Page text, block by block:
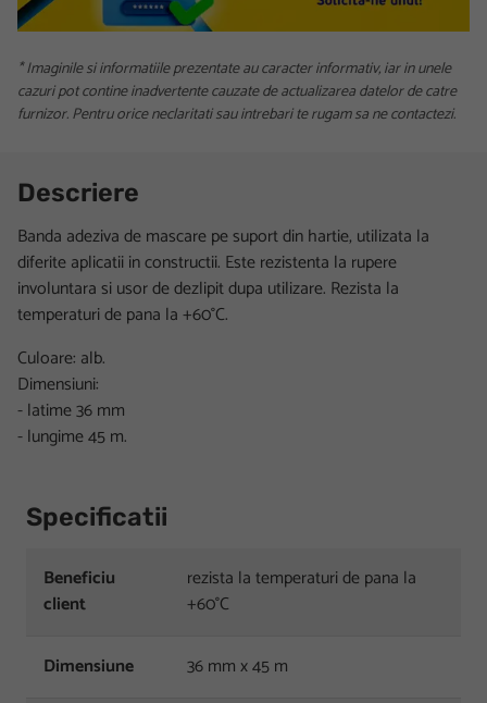
* Imaginile si informatiile prezentate au caracter informativ, iar in unele
cazuri pot contine inadvertente cauzate de actualizarea datelor de catre
furnizor. Pentru orice neclaritati sau intrebari te rugam sa ne contactezi.
Descriere
Banda adeziva de mascare pe suport din hartie, utilizata la
diferite aplicatii in constructii. Este rezistenta la rupere
involuntara si usor de dezlipit dupa utilizare. Rezista la
temperaturi de pana la +60°C.
Culoare: alb.
Dimensiuni:
- latime 36 mm
- lungime 45 m.
Specificatii
Beneficiu
client
rezista la temperaturi de pana la
+60°C
Dimensiune 36 mm x 45 m